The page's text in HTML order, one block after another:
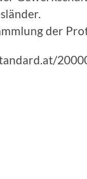
der